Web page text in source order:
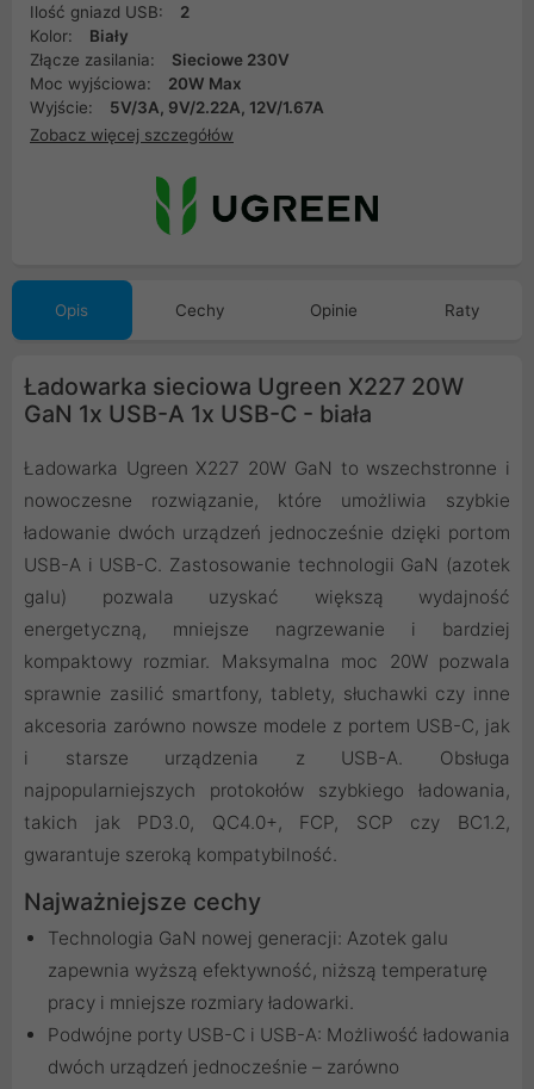
Ilość gniazd USB:
2
Kolor:
Biały
Złącze zasilania:
Sieciowe 230V
Moc wyjściowa:
20W Max
Wyjście:
5V/3A, 9V/2.22A, 12V/1.67A
Zobacz więcej szczegółów
Opis Cechy Opinie Raty
Ładowarka sieciowa Ugreen X227 20W
GaN 1x USB-A 1x USB-C - biała
Ładowarka Ugreen X227 20W GaN to wszechstronne i
nowoczesne rozwiązanie, które umożliwia szybkie
ładowanie dwóch urządzeń jednocześnie dzięki portom
USB-A i USB-C. Zastosowanie technologii GaN (azotek
galu) pozwala uzyskać większą wydajność
energetyczną, mniejsze nagrzewanie i bardziej
kompaktowy rozmiar. Maksymalna moc 20W pozwala
sprawnie zasilić smartfony, tablety, słuchawki czy inne
akcesoria zarówno nowsze modele z portem USB-C, jak
i starsze urządzenia z USB-A. Obsługa
najpopularniejszych protokołów szybkiego ładowania,
takich jak PD3.0, QC4.0+, FCP, SCP czy BC1.2,
gwarantuje szeroką kompatybilność.
Najważniejsze cechy
Technologia GaN nowej generacji: Azotek galu
zapewnia wyższą efektywność, niższą temperaturę
pracy i mniejsze rozmiary ładowarki.
Podwójne porty USB-C i USB-A: Możliwość ładowania
dwóch urządzeń jednocześnie – zarówno